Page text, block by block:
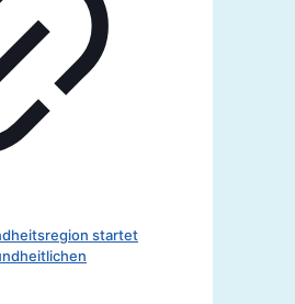
startet